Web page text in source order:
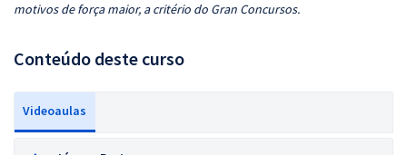
motivos de força maior, a critério do Gran Concursos.
Conteúdo deste curso
Videoaulas